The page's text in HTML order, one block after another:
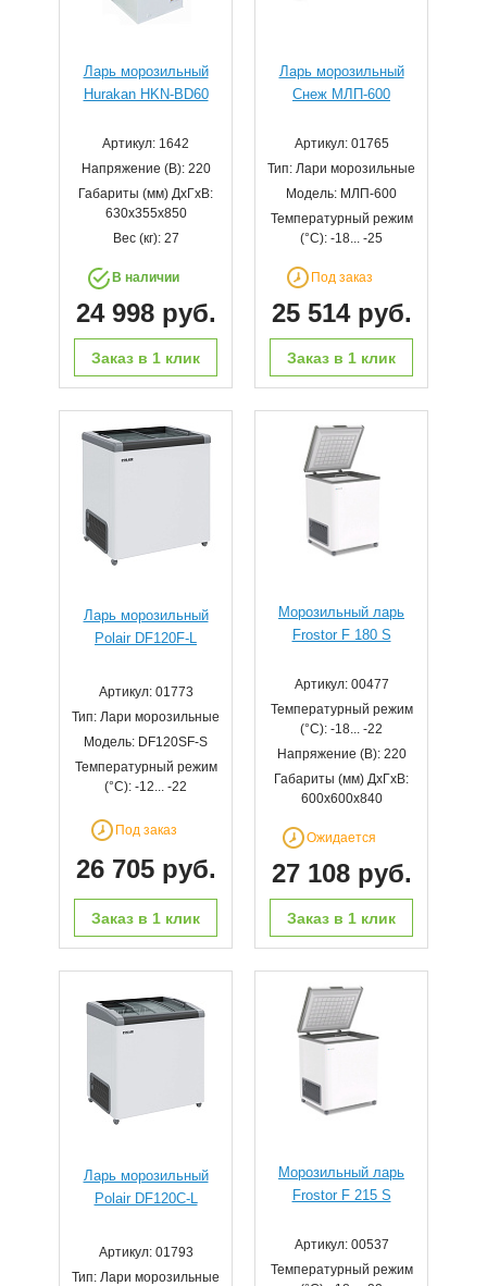
Ларь морозильный
Hurakan HKN-BD60
Артикул: 1642
Напряжение (В): 220
Габариты (мм) ДхГхВ:
630x355x850
Вес (кг): 27
В наличии
24 998 руб.
Заказ в 1 клик
Ларь морозильный
Снеж МЛП-600
Артикул: 01765
Тип: Лари морозильные
Модель: МЛП-600
Температурный режим
(°С): -18... -25
Под заказ
25 514 руб.
Заказ в 1 клик
Ларь морозильный
Polair DF120F-L
Артикул: 01773
Тип: Лари морозильные
Модель: DF120SF-S
Температурный режим
(°С): -12... -22
Под заказ
26 705 руб.
Заказ в 1 клик
Морозильный ларь
Frostor F 180 S
Артикул: 00477
Температурный режим
(°С): -18... -22
Напряжение (В): 220
Габариты (мм) ДхГхВ:
600х600х840
Ожидается
27 108 руб.
Заказ в 1 клик
Ларь морозильный
Polair DF120C-L
Артикул: 01793
Тип: Лари морозильные
Морозильный ларь
Frostor F 215 S
Артикул: 00537
Температурный режим